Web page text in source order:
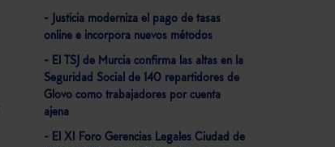
- Justicia moderniza el pago de tasas
online e incorpora nuevos métodos
- El TSJ de Murcia confirma las altas en la
Seguridad Social de 140 repartidores de
Glovo como trabajadores por cuenta
ajena
- El XI Foro Gerencias Legales Ciudad de